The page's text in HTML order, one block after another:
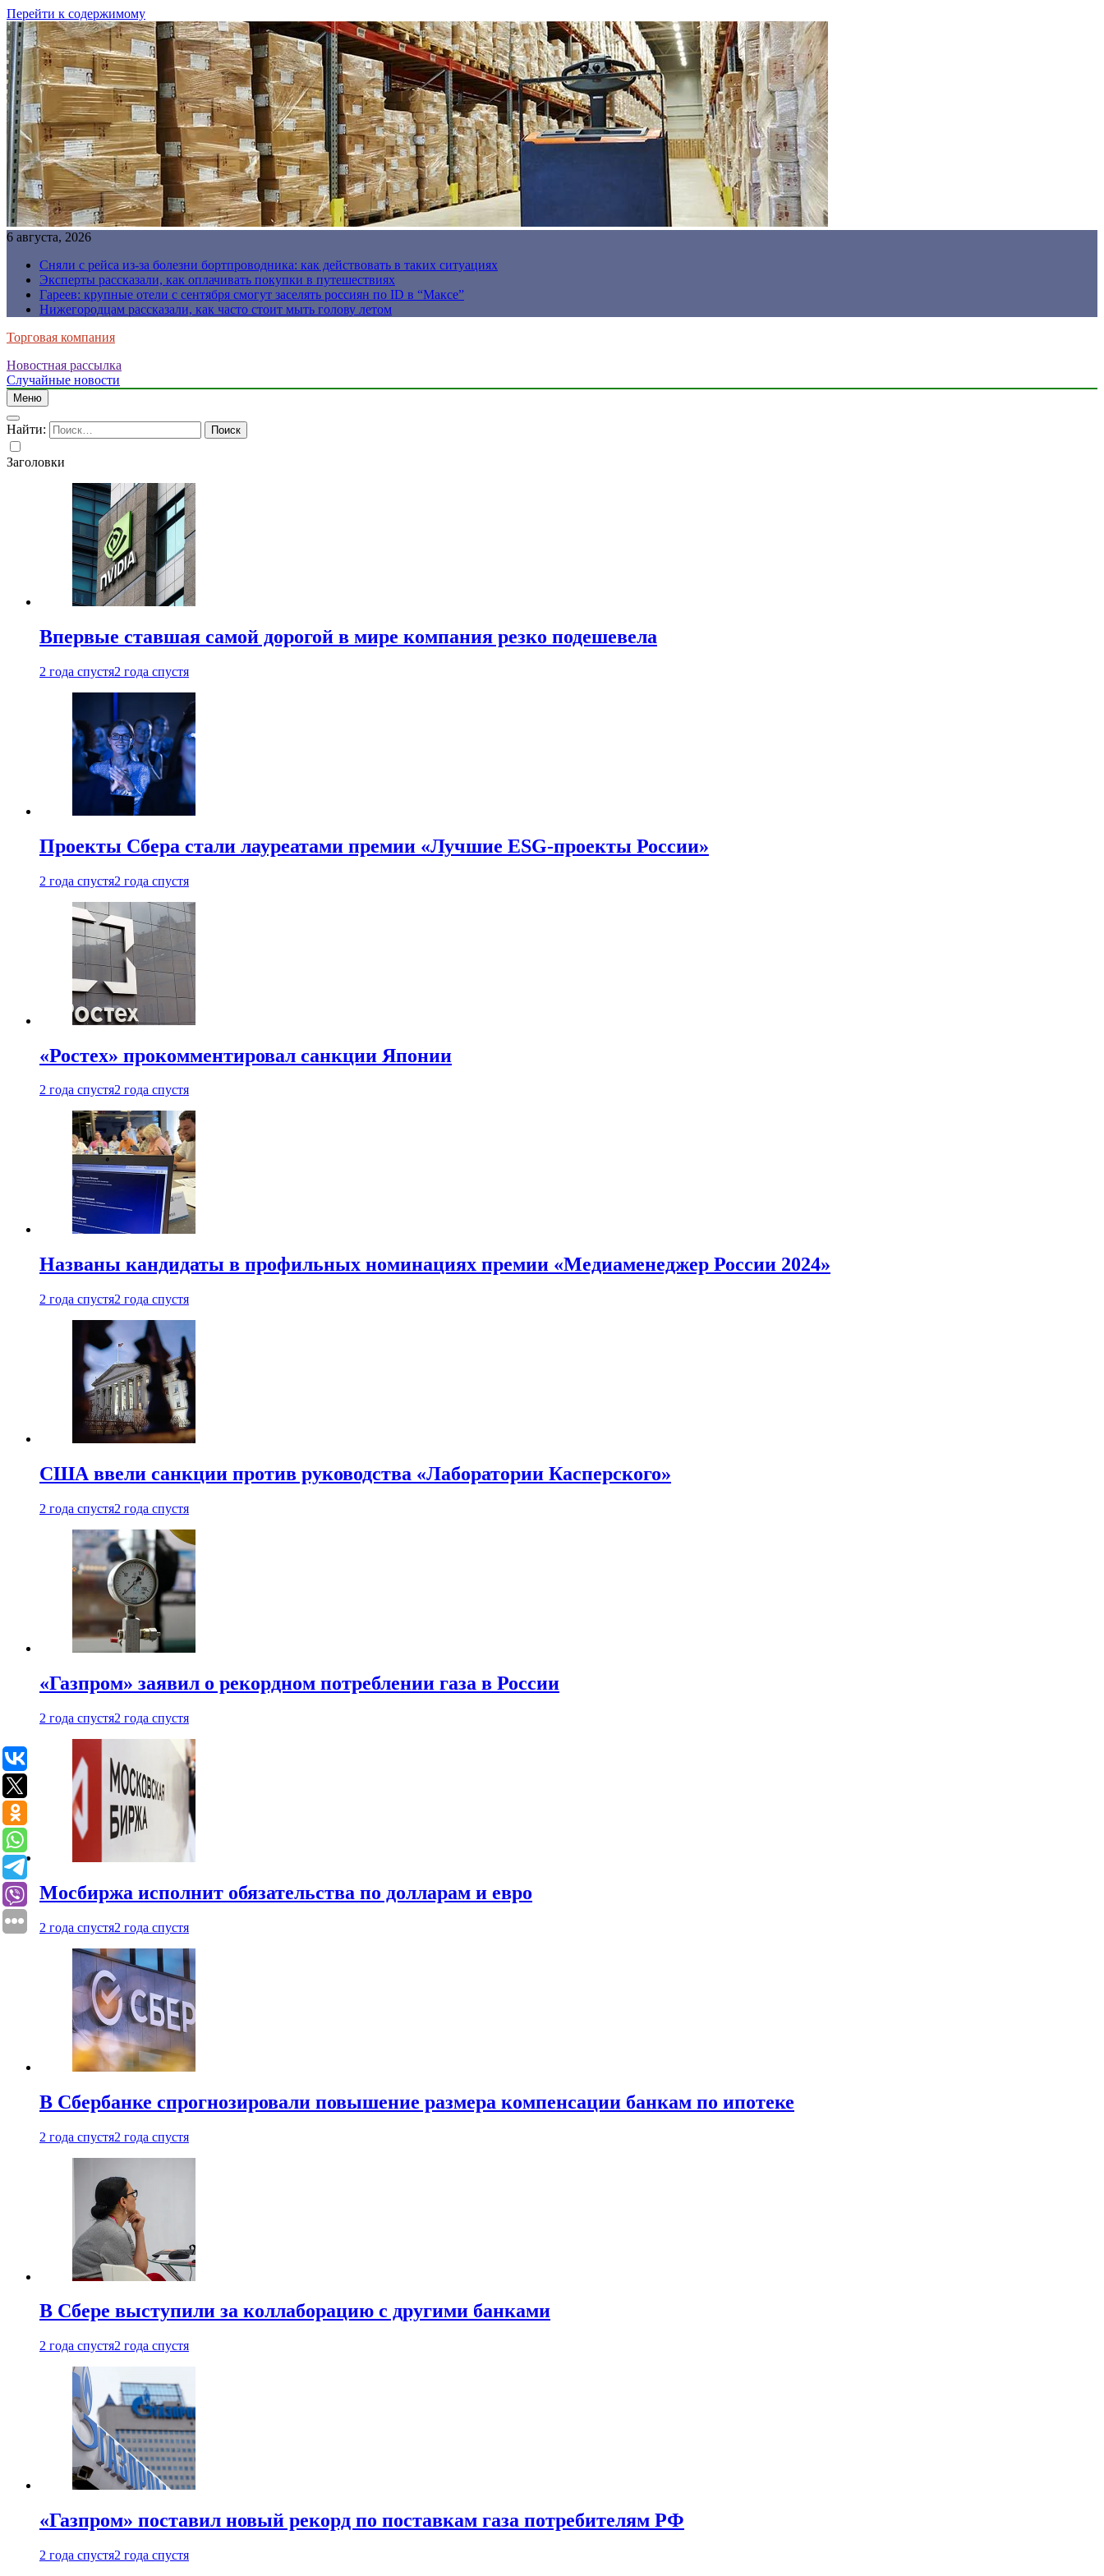
Перейти к содержимому
6 августа, 2026
Сняли с рейса из-за болезни бортпроводника: как действовать в таких ситуациях
Эксперты рассказали, как оплачивать покупки в путешествиях
Гареев: крупные отели с сентября смогут заселять россиян по ID в “Максе”
Нижегородцам рассказали, как часто стоит мыть голову летом
Торговая компания
Новостная рассылка
Случайные новости
Меню
Найти:
Заголовки
Впервые ставшая самой дорогой в мире компания резко подешевела
2 года спустя2 года спустя
Проекты Сбера стали лауреатами премии «Лучшие ESG-проекты России»
2 года спустя2 года спустя
«Ростех» прокомментировал санкции Японии
2 года спустя2 года спустя
Названы кандидаты в профильных номинациях премии «Медиаменеджер России 2024»
2 года спустя2 года спустя
США ввели санкции против руководства «Лаборатории Касперского»
2 года спустя2 года спустя
«Газпром» заявил о рекордном потреблении газа в России
2 года спустя2 года спустя
Мосбиржа исполнит обязательства по долларам и евро
2 года спустя2 года спустя
В Сбербанке спрогнозировали повышение размера компенсации банкам по ипотеке
2 года спустя2 года спустя
В Сбере выступили за коллаборацию с другими банками
2 года спустя2 года спустя
«Газпром» поставил новый рекорд по поставкам газа потребителям РФ
2 года спустя2 года спустя